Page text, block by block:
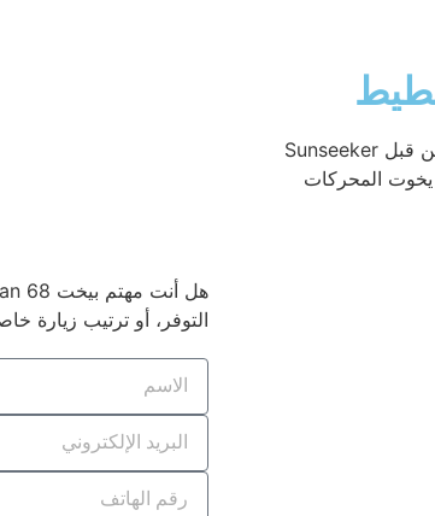
اطلع على تصميم Manhattan 68 لاستكشاف كيفية ترتيب كل سطح من قبل Sunseeker
يخوت المحركات
التوفر، أو ترتيب